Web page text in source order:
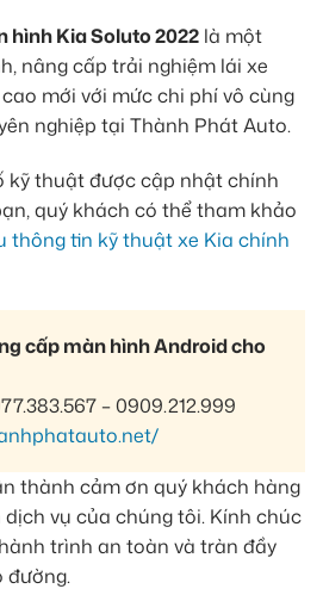
hình Kia Soluto 2022 là một
nâng cấp trải nghiệm lái xe
mới với mức chi phí vô cùng
nghiệp tại Thành Phát Auto.
kỹ thuật được cập nhật chính
quý khách có thể tham khảo
thông tin kỹ thuật xe Kia chính
cấp màn hình Android cho
– 0909.212.999
thành cảm ơn quý khách hàng
vụ của chúng tôi. Kính chúc
trình an toàn và tràn đầy
đường.